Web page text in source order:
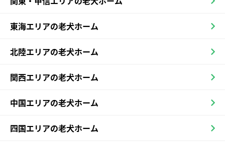
東海エリアの老犬ホーム
北陸エリアの老犬ホーム
関西エリアの老犬ホーム
中国エリアの老犬ホーム
四国エリアの老犬ホーム